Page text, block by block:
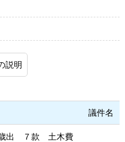
説明
議件名
出 ７款 土木費